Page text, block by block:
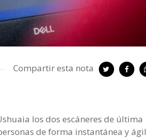
Compartir esta nota
los dos escáneres de última
de forma instantánea y ágil